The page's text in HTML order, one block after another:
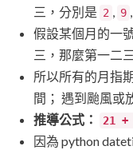
三，分別是 2 , 9 ,
假設某個月的一
三，那麼第一二
所以所有的月指
間； 遇到颱風或
推導公式：
21 +
因為 python